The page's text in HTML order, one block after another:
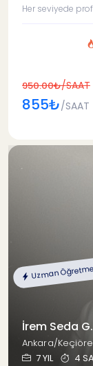
Her seviyede
950.00₺/SAAT
855₺/SAAT
Uzman
İrem Seda G.
Ankara/
7 YIL
4